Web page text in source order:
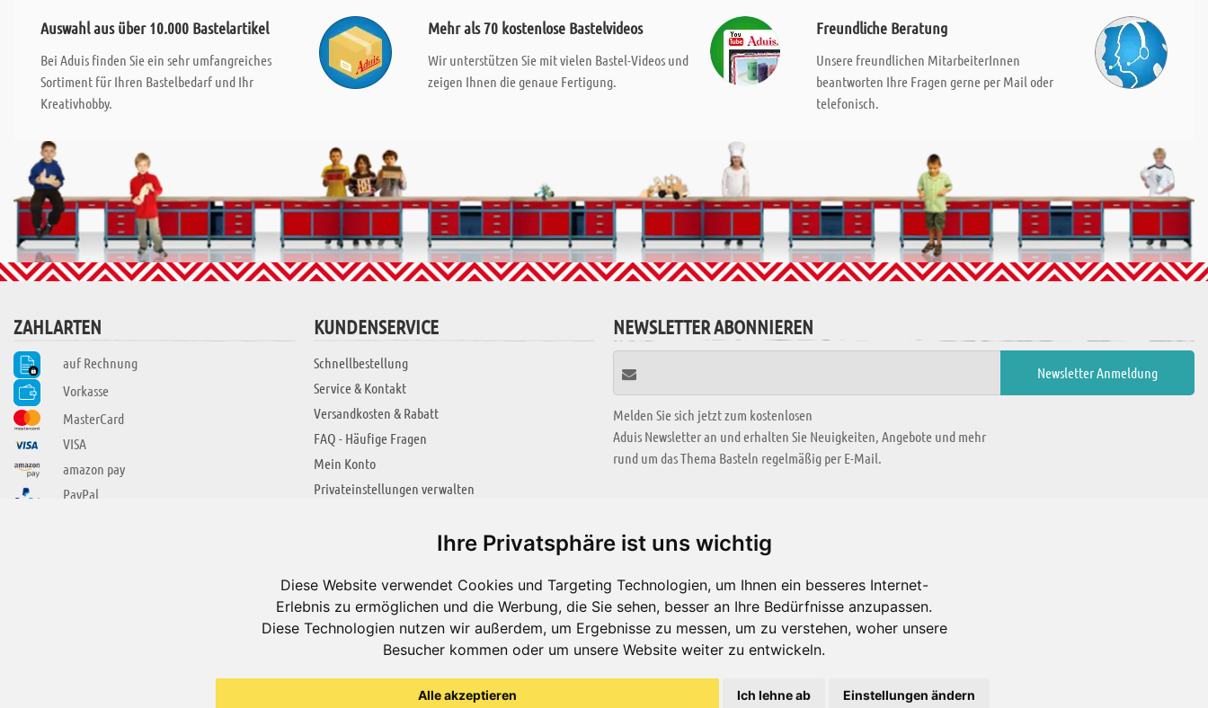
Ihre Privatsphäre ist uns wichtig
Diese Website verwendet Cookies und Targeting Technologien, um Ihnen ein besseres Internet-
Erlebnis zu ermöglichen und die Werbung, die Sie sehen, besser an Ihre Bedürfnisse anzupassen.
Diese Technologien nutzen wir außerdem, um Ergebnisse zu messen, um zu verstehen, woher unsere
Besucher kommen oder um unsere Website weiter zu entwickeln.
Alle akzeptieren Ich lehne ab Einstellungen ändern
Auswahl aus über 10.000 Bastelartikel
Bei Aduis finden Sie ein sehr umfangreiches
Sortiment für Ihren Bastelbedarf und Ihr
Kreativhobby.
Mehr als 70 kostenlose Bastelvideos
Wir unterstützen Sie mit vielen Bastel-Videos und
zeigen Ihnen die genaue Fertigung.
Freundliche Beratung
Unsere freundlichen MitarbeiterInnen
beantworten Ihre Fragen gerne per Mail oder
telefonisch.
ZAHLARTEN
auf Rechnung
Vorkasse
MasterCard
VISA
amazon pay
PayPal
KUNDENSERVICE
Schnellbestellung
Service & Kontakt
Versandkosten & Rabatt
FAQ - Häufige Fragen
Mein Konto
Privateinstellungen verwalten
NEWSLETTER ABONNIEREN
Melden Sie sich jetzt zum kostenlosen
Aduis Newsletter an und erhalten Sie Neuigkeiten, Angebote und mehr
rund um das Thema Basteln regelmäßig per E-Mail.
Jobs
Impressum
Datenschutzerklärung
KREATIV ZONE
Alle Videos
Bastelideen
Arbeitsblätter
Es gibt uns auch in